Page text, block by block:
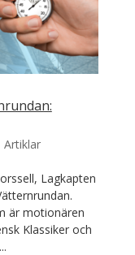
Artiklar
Lagkapten
är motionären
Klassiker och